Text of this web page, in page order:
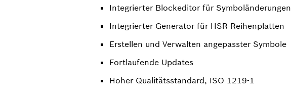
Integrierter Blockeditor für Symboländerungen
Integrierter Generator für HSR-Reihenplatten
Erstellen und Verwalten angepasster Symbole
Fortlaufende Updates
Hoher Qualitätsstandard, ISO 1219-1